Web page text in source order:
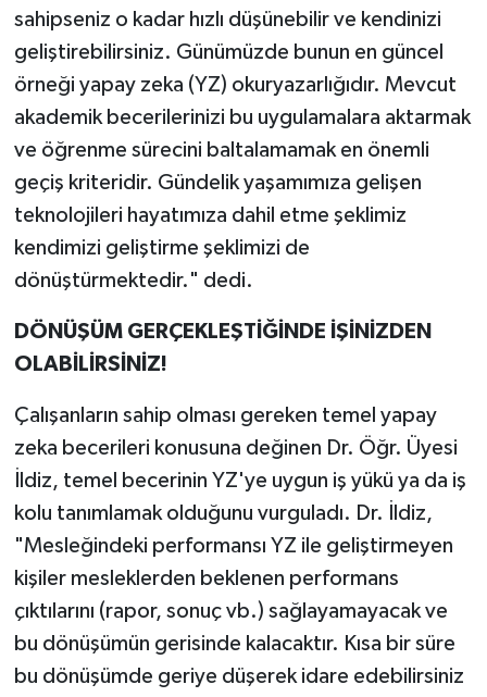
sahipseniz o kadar hızlı düşünebilir ve kendinizi
geliştirebilirsiniz. Günümüzde bunun en güncel
örneği yapay zeka (YZ) okuryazarlığıdır. Mevcut
akademik becerilerinizi bu uygulamalara aktarmak
ve öğrenme sürecini baltalamamak en önemli
geçiş kriteridir. Gündelik yaşamımıza gelişen
teknolojileri hayatımıza dahil etme şeklimiz
kendimizi geliştirme şeklimizi de
dönüştürmektedir." dedi.
DÖNÜŞÜM GERÇEKLEŞTİĞİNDE İŞİNİZDEN
OLABİLİRSİNİZ!
Çalışanların sahip olması gereken temel yapay
zeka becerileri konusuna değinen Dr. Öğr. Üyesi
İldiz, temel becerinin YZ'ye uygun iş yükü ya da iş
kolu tanımlamak olduğunu vurguladı. Dr. İldiz,
"Mesleğindeki performansı YZ ile geliştirmeyen
kişiler mesleklerden beklenen performans
çıktılarını (rapor, sonuç vb.) sağlayamayacak ve
bu dönüşümün gerisinde kalacaktır. Kısa bir süre
bu dönüşümde geriye düşerek idare edebilirsiniz